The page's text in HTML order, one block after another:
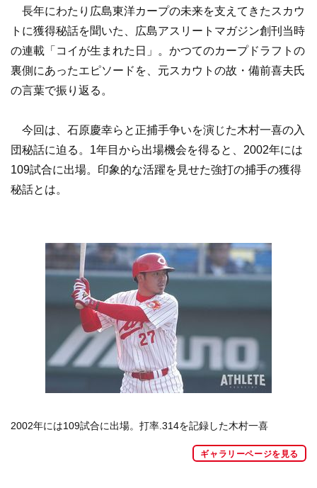
長年にわたり広島東洋カープの未来を支えてきたスカウ
トに獲得秘話を聞いた、広島アスリートマガジン創刊当時
の連載「コイが生まれた日」。かつてのカープドラフトの
裏側にあったエピソードを、元スカウトの故・備前喜夫氏
の言葉で振り返る。
今回は、石原慶幸らと正捕手争いを演じた木村一喜の入
団秘話に迫る。1年目から出場機会を得ると、2002年には
109試合に出場。印象的な活躍を見せた強打の捕手の獲得
秘話とは。
2002年には109試合に出場。打率.314を記録した木村一喜
ギャラリーページを見る